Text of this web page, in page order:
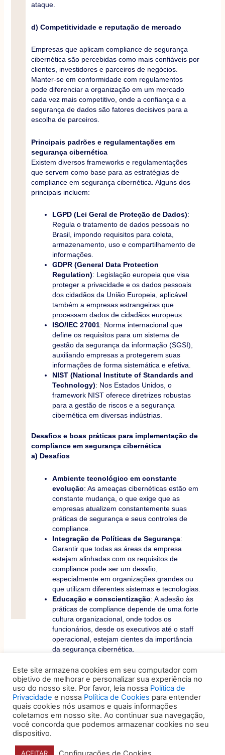
ataque.
d) Competitividade e reputação de mercado
Empresas que aplicam compliance de segurança
cibernética são percebidas como mais confiáveis por
clientes, investidores e parceiros de negócios.
Manter-se em conformidade com regulamentos
pode diferenciar a organização em um mercado
cada vez mais competitivo, onde a confiança e a
segurança de dados são fatores decisivos para a
escolha de parceiros.
Principais padrões e regulamentações em
segurança cibernética
Existem diversos frameworks e regulamentações
que servem como base para as estratégias de
compliance em segurança cibernética. Alguns dos
principais incluem:
LGPD (Lei Geral de Proteção de Dados):
Regula o tratamento de dados pessoais no
Brasil, impondo requisitos para coleta,
armazenamento, uso e compartilhamento de
informações.
GDPR (General Data Protection
Regulation): Legislação europeia que visa
proteger a privacidade e os dados pessoais
dos cidadãos da União Europeia, aplicável
também a empresas estrangeiras que
processam dados de cidadãos europeus.
ISO/IEC 27001: Norma internacional que
define os requisitos para um sistema de
gestão da segurança da informação (SGSI),
auxiliando empresas a protegerem suas
informações de forma sistemática e efetiva.
NIST (National Institute of Standards and
Technology): Nos Estados Unidos, o
framework NIST oferece diretrizes robustas
para a gestão de riscos e a segurança
cibernética em diversas indústrias.
Desafios e boas práticas para implementação de
compliance em segurança cibernética
a) Desafios
Ambiente tecnológico em constante
evolução: As ameaças cibernéticas estão em
constante mudança, o que exige que as
empresas atualizem constantemente suas
práticas de segurança e seus controles de
compliance.
Integração de Políticas de Segurança:
Garantir que todas as áreas da empresa
estejam alinhadas com os requisitos de
compliance pode ser um desafio,
especialmente em organizações grandes ou
que utilizam diferentes sistemas e tecnologias.
Educação e conscientização: A adesão às
práticas de compliance depende de uma forte
cultura organizacional, onde todos os
funcionários, desde os executivos até o staff
operacional, estejam cientes da importância
da segurança cibernética.
b) Boas práticas
Mapeamento de vulnerabilidades: Avaliar
periodicamente os riscos e as
vulnerabilidades da empresa ajuda a priorizar
os investimentos em segurança cibernética.
segurança digital é crucial para evitar erros
Este site armazena cookies em seu computador com
objetivo de melhorar e personalizar sua experiência no
uso do nosso site. Por favor, leia nossa Política de
Privacidade e nossa Política de Cookies para entender
quais cookies nós usamos e quais informações
coletamos em nosso site. Ao continuar sua navegação,
você concorda que podemos armazenar cookies no seu
dispositivo.
ACEITAR